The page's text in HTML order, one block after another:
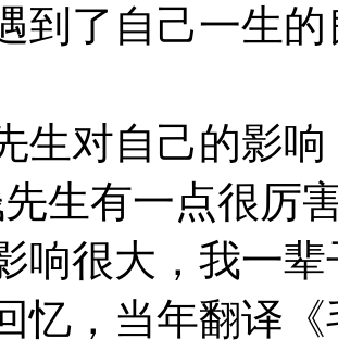
到了自己一生
生对自己的影
生有一点很厉
响很大，我一
忆，当年翻译